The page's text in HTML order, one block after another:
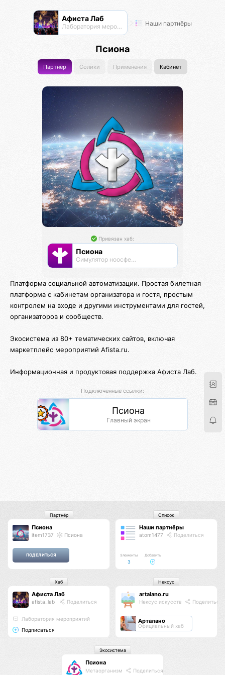
Афиста Лаб
Лаборатория мероприятий Наши партнёры
Псиона
Партнёр Солики Применения Кабинет
Привязан хаб:
Псиона
Cимулятор ноосферы
Платформа социальной автоматизации. Простая билетная
платформа с кабинетам организатора и гостя, простым
контролем на входе и другими инструментами для гостей,
организаторов и сообществ.
Экосистема из 80+ тематических сайтов, включая
маркетплейс мероприятий Afista.ru.
Информационная и продуктовая поддержка Афиста Лаб.
Подключенные ссылки:
Псиона
Главный экран
Псиона
item1737 Псиона
Партнёр
Наши партнёры
atom1477 Поделиться
Элементы
3
Добавить
Список
Афиста Лаб
afista_lab Поделиться
Лаборатория мероприятий
Подписаться
Хаб
artalano.ru
Нексус искусств Поделиться
Арталано
Официальный хаб
Нексус
Псиона
Метаорганизм Поделиться
Экосистема